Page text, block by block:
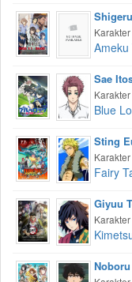
Sae
Blue
Sting
Fairy
Giyuu